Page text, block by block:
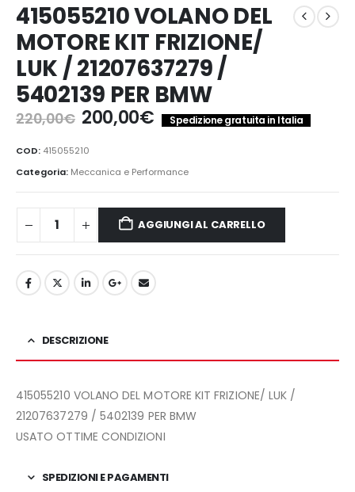
415055210 VOLANO DEL
MOTORE KIT FRIZIONE/
LUK / 21207637279 /
5402139 PER BMW
220,00€ Il
originale
era:
220,00€.
200,00€Il
prezzo
è:
200,00€.
Spedizione gratuita in Italia
COD: 415055210
Categoria: Meccanica e Performance
AGGIUNGI AL CARRELLO
DESCRIZIONE
415055210 VOLANO DEL MOTORE KIT FRIZIONE/ LUK /
21207637279 / 5402139 PER BMW
USATO OTTIME CONDIZIONI
SPEDIZIONI E PAGAMENTI